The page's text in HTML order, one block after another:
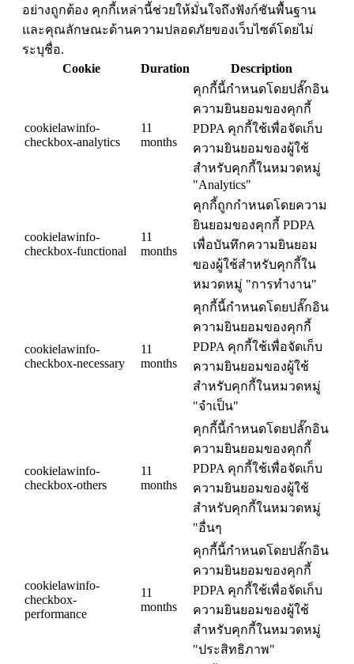
อย่างถูกต้อง คุกกี้เหล่านี้ช่วยให้มั่นใจถึงฟังก์ชันพื้นฐาน
และคุณลักษณะด้านความปลอดภัยของเว็บไซต์โดยไม่
ระบุชื่อ.
Cookie
Duration Description
cookielawinfo-
checkbox-analytics
11
months
คุกกี้นี้กำหนดโดยปลั๊กอิน
ความยินยอมของคุกกี้
PDPA คุกกี้ใช้เพื่อจัดเก็บ
ความยินยอมของผู้ใช้
สำหรับคุกกี้ในหมวดหมู่
"Analytics"
cookielawinfo-
checkbox-functional
11
months
คุกกี้ถูกกำหนดโดยความ
ยินยอมของคุกกี้ PDPA
เพื่อบันทึกความยินยอม
ของผู้ใช้สำหรับคุกกี้ใน
หมวดหมู่ "การทำงาน"
cookielawinfo-
checkbox-necessary
11
months
คุกกี้นี้กำหนดโดยปลั๊กอิน
ความยินยอมของคุกกี้
PDPA คุกกี้ใช้เพื่อจัดเก็บ
ความยินยอมของผู้ใช้
สำหรับคุกกี้ในหมวดหมู่
"จำเป็น"
cookielawinfo-
checkbox-others
11
months
คุกกี้นี้กำหนดโดยปลั๊กอิน
ความยินยอมของคุกกี้
PDPA คุกกี้ใช้เพื่อจัดเก็บ
ความยินยอมของผู้ใช้
สำหรับคุกกี้ในหมวดหมู่
"อื่นๆ
cookielawinfo-
checkbox-
performance
11
months
คุกกี้นี้กำหนดโดยปลั๊กอิน
ความยินยอมของคุกกี้
PDPA คุกกี้ใช้เพื่อจัดเก็บ
ความยินยอมของผู้ใช้
สำหรับคุกกี้ในหมวดหมู่
"ประสิทธิภาพ"